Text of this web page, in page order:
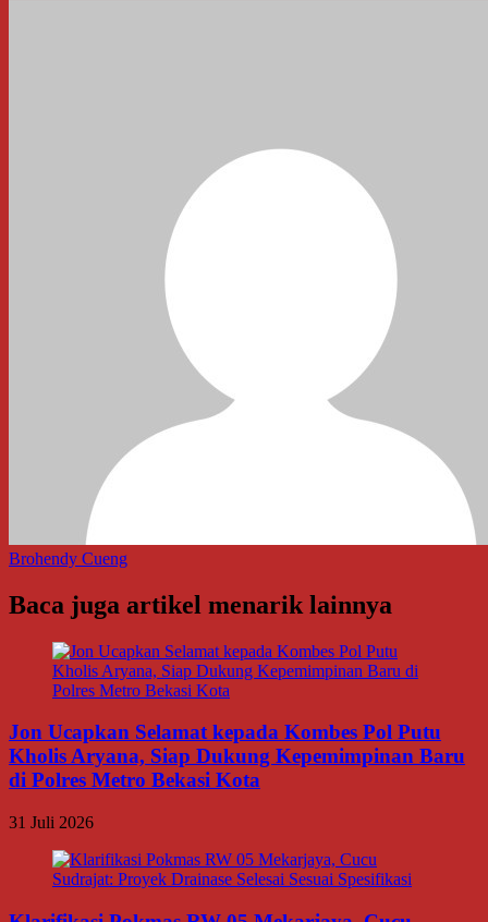
Brohendy Cueng
Baca juga artikel menarik lainnya
Jon Ucapkan Selamat kepada Kombes Pol Putu
Kholis Aryana, Siap Dukung Kepemimpinan Baru
di Polres Metro Bekasi Kota
31 Juli 2026